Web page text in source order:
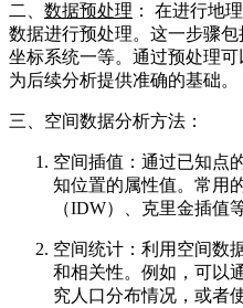
二、 数据预处理 ： 在进行地
数据进行预处理。这一步骤包
坐标系统一等。通过预处理
为后续分析提供准确的基础。
三、空间数据分析方法：
空间插值：通过已知点
知位置的属性值。常用
（IDW）、克里金插值等
空间统计：利用空间数
和相关性。例如，可以
究人口分布情况，或者